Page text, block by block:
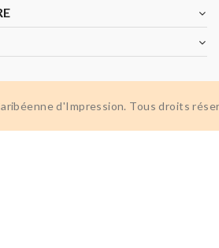
d'Impression. Tous droits